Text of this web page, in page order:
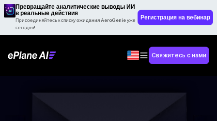
Превращайте аналитические выводы ИИ
в реальные действия
Присоединяйтесь к списку ожидания AeroGenie уже
сегодня!
Регистрация на вебинар
Свяжитесь с нами